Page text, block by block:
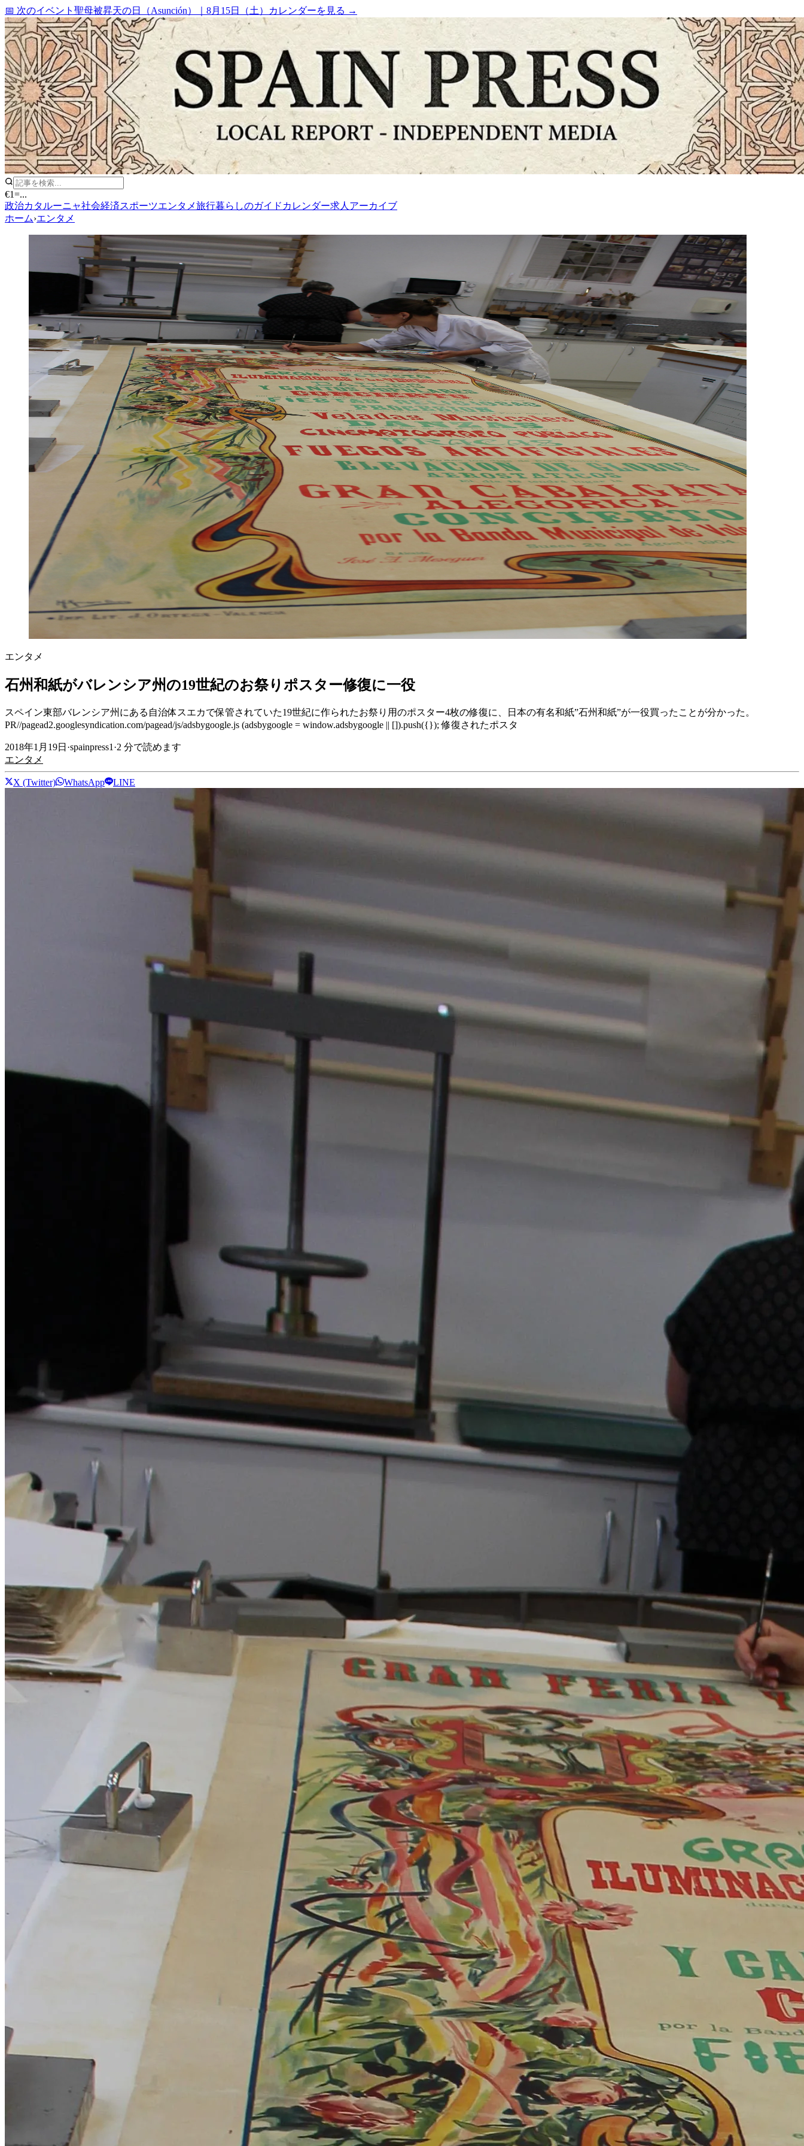
📅 次のイベント 聖母被昇天の日（Asunción） 8月15日（土） カレンダーを見る →
€1=...
政治カタルーニャ社会経済スポーツエンタメ旅行暮らしのガイド カレンダー求人 アーカイブ
ホーム›エンタメ
エンタメ
石州和紙がバレンシア州の19世紀のお祭りポスター修復に一役
スペイン東部バレンシア州にある自治体スエカで保管されていた19世紀に作られたお祭り用のポスター4枚の修復に、日本の有名和紙”石州和紙”が一役買ったことが分かった。
PR//pagead2.googlesyndication.com/pagead/js/adsbygoogle.js (adsbygoogle = window.adsbygoogle || []).push({}); 修復されたポスタ
2018年1月19日 ·spainpress1 ·2 分で読めます
エンタメ
X (Twitter) WhatsApp LINE